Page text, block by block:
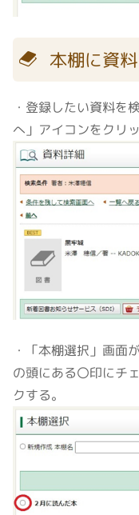
本棚に資
・登録したい資料を
へ」アイコンをクリ
・「本棚選択」画面
の頭にある〇印にチ
クする。